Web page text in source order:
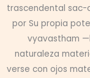
trascendental sac-
por Su propia
vyavastham
naturaleza
verse con ojos